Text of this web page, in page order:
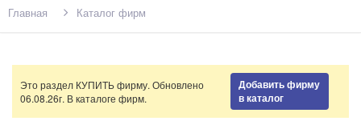
Главная Каталог фирм
Это раздел КУПИТЬ фирму. Обновлено
06.08.26г. В каталоге фирм.
Добавить фирму
в каталог